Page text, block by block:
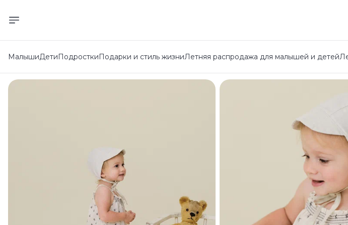
МалышиДетиПодросткиПодарки и стиль жизниЛетняя распродажа для малышей и детей